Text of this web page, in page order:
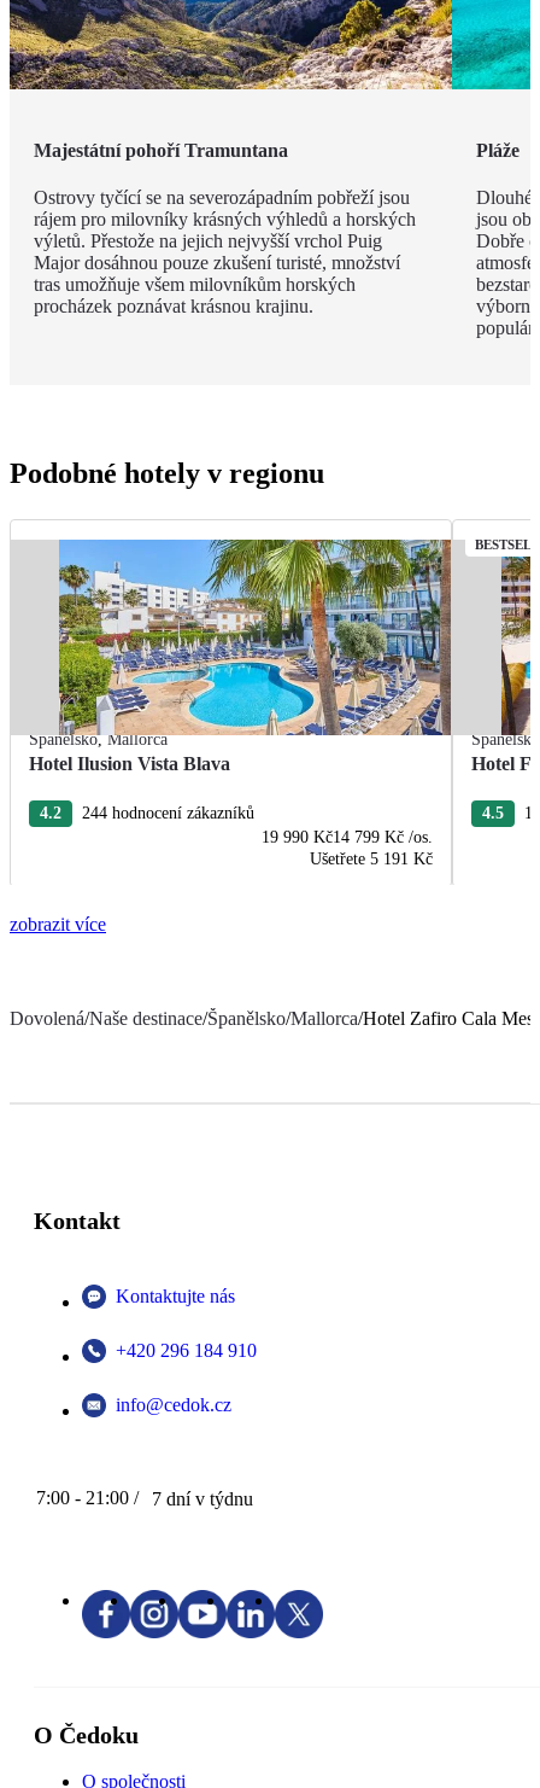
Majestátní pohoří Tramuntana
Ostrovy tyčící se na severozápadním pobřeží jsou
rájem pro milovníky krásných výhledů a horských
výletů. Přestože na jejich nejvyšší vrchol Puig
Major dosáhnou pouze zkušení turisté, množství
tras umožňuje všem milovníkům horských
procházek poznávat krásnou krajinu.
Pláže
Dlouhé
jsou
Dobře
Podobné hotely v regionu
Španělsko,Mallorca
Hotel Ilusion Vista Blava
4.2
244 hodnocení zákazníků
19 990 Kč14 799 Kč /os.
Ušetřete 5 191 Kč
Španělsko
Hotel
4.5
zobrazit více
Dovolená/Naše destinace/Španělsko/Mallorca/Hotel Zafiro Cala
Kontakt
Kontaktujte nás
+420 296 184 910
info@cedok.cz
7:00 - 21:00 / 7 dní v týdnu
O Čedoku
O společnosti